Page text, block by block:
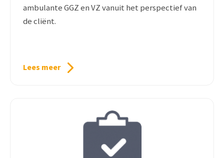
ambulante GGZ en VZ vanuit het perspectief van
de cliënt.
Lees meer